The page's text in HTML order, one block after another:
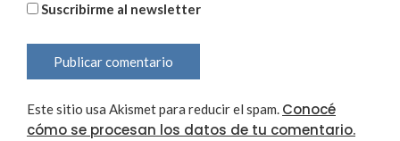
Suscribirme al newsletter
Este sitio usa Akismet para reducir el spam. Conocé
cómo se procesan los datos de tu comentario.